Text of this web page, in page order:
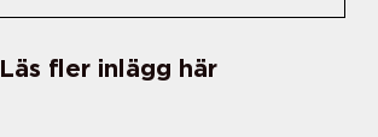
Läs fler inlägg här